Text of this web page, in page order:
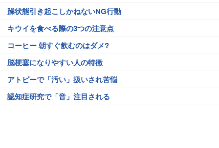
躁状態引き起こしかねないNG行動
キウイを食べる際の3つの注意点
コーヒー 朝すぐ飲むのはダメ?
脳梗塞になりやすい人の特徴
アトピーで「汚い」扱いされ苦悩
認知症研究で「音」注目される